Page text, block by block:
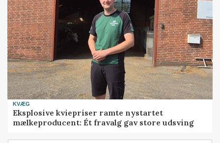
KVÆG
Eksplosive kviepriser ramte nystartet
mælkeproducent: Ét fravalg gav store udsving